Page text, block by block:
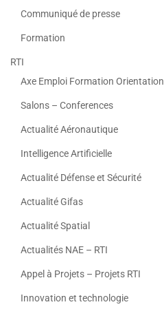
Communiqué de presse
Formation
RTI
Axe Emploi Formation Orientation
Salons – Conferences
Actualité Aéronautique
Intelligence Artificielle
Actualité Défense et Sécurité
Actualité Gifas
Actualité Spatial
Actualités NAE – RTI
Appel à Projets – Projets RTI
Innovation et technologie